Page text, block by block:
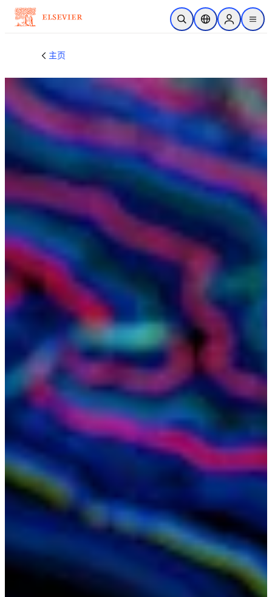
跳转到主内容
开放搜索位置选择器Sign in to
menu
主页